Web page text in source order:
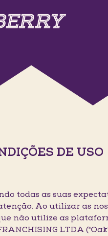
DE USO
todas as suas
Ao utilizar as
não utilize as
LTDA